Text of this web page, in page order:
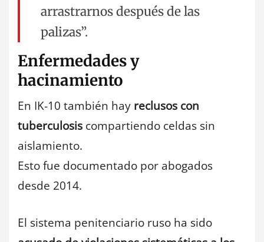
arrastrarnos después de las
palizas”.
Enfermedades y
hacinamiento
En IK-10 también hay reclusos con
tuberculosis compartiendo celdas sin
aislamiento.
Esto fue documentado por abogados
desde 2014.
El sistema penitenciario ruso ha sido